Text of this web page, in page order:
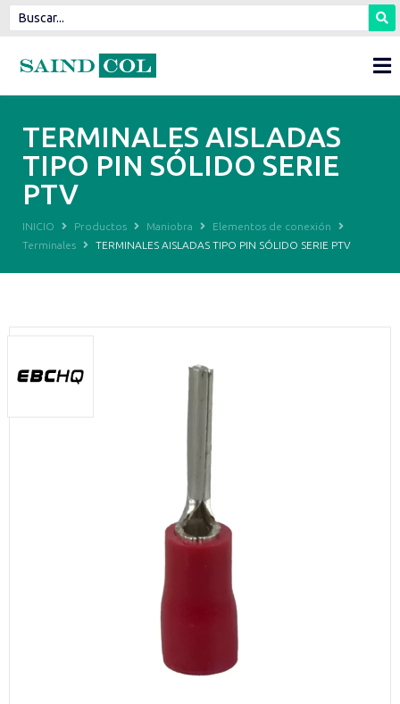
TERMINALES AISLADAS
TIPO PIN SÓLIDO SERIE
PTV
INICIO Productos Maniobra
Elementos de conexión
Terminales
TERMINALES AISLADAS TIPO PIN SÓLIDO SERIE PTV